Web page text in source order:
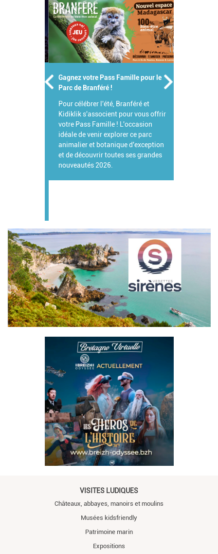
Gagnez votre Pass Famille pour le
Parc de Branféré !
Pour célébrer l'été, Branféré et
Kidiklik s'associent pour vous offrir
votre Pass Famille ! L'occasion
idéale de venir explorer ce parc
animalier et botanique d'exception
et de découvrir toutes ses grandes
nouveautés 2026.
VISITES LUDIQUES
Châteaux, abbayes, manoirs et moulins
Musées kidsfriendly
Patrimoine marin
Expositions